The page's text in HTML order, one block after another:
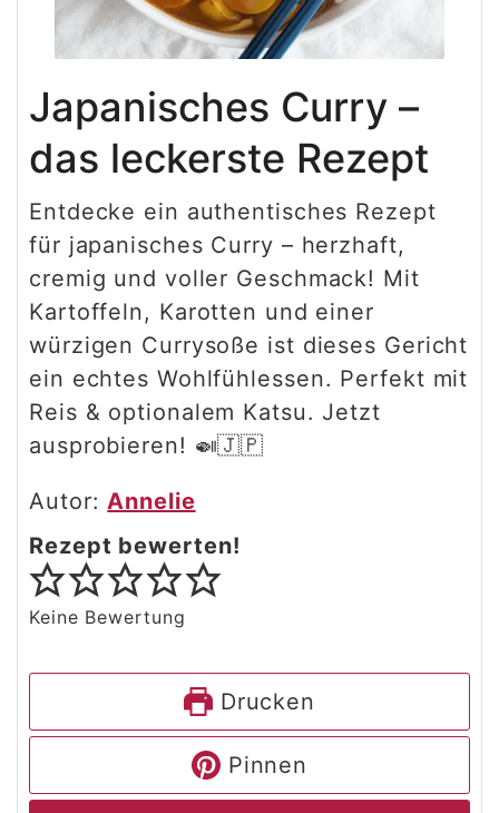
Japanisches Curry –
das leckerste Rezept
Entdecke ein authentisches Rezept
für japanisches Curry – herzhaft,
cremig und voller Geschmack! Mit
Kartoffeln, Karotten und einer
würzigen Currysoße ist dieses Gericht
ein echtes Wohlfühlessen. Perfekt mit
Reis & optionalem Katsu. Jetzt
ausprobieren! 🍛🇯🇵
Autor: Annelie
Rezept bewerten!
Keine Bewertung
Drucken
Pinnen